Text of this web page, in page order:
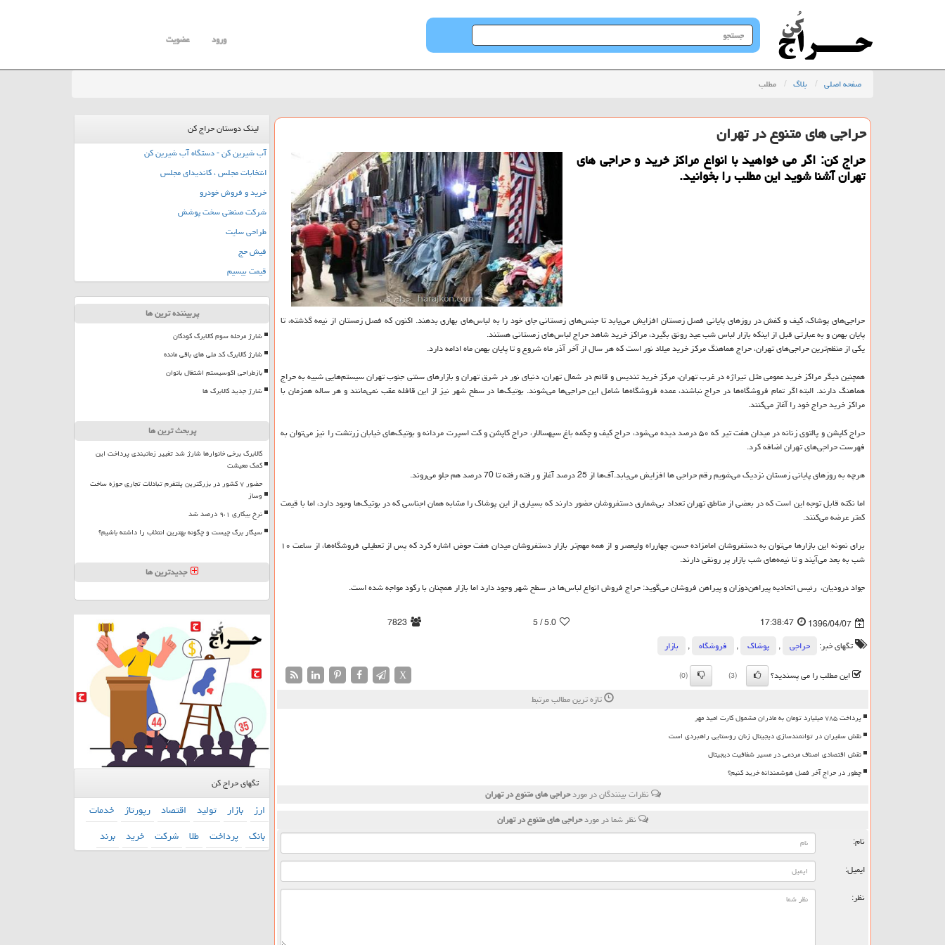
جستجو
در
ورود عضویت
صفحه اصلی بلاگ مطلب
حراجی های متنوع در تهران
حراج كن: اگر می خواهید با انواع مراكز خرید و حراجی های
تهران آشنا شوید این مطلب را بخوانید.
حراجی‌های پوشاك، كیف و كفش در روزهای پایانی فصل زمستان افزایش می‌یابد تا جنس‌های زمستانی جای خود را به لباس‌های بهاری بدهند. اكنون كه فصل زمستان از نیمه گذشته، ‌تا
پایان بهمن و به عبارتی قبل از اینكه بازار لباس شب عید رونق بگیرد، مراكز خرید شاهد حراج لباس‌های زمستانی هستند.
یكی از منظم‌ترین حراجی‌های تهران، ‌حراج هماهنگ مركز خرید میلاد نور است كه هر سال از آخر آذر ماه شروع و تا پایان بهمن ماه ادامه دارد.
همچنین دیگر مراكز خرید عمومی مثل تیراژه در غرب تهران، مركز خرید تندیس و قائم در شمال تهران، دنیای نور در شرق تهران و بازارهای سنتی جنوب تهران سیستم‌هایی شبیه به حراج
هماهنگ دارند. البته اگر تمام فروشگاه‌ها در حراج نباشند، عمده فروشگاه‌ها شامل این حراجی‌ها می‌شوند. بوتیك‌ها در سطح شهر نیز از این قافله عقب نمی‌مانند و هر ساله همزمان با
مراكز خرید حراج خود را آغاز می‌كنند.
حراج كاپشن و پالتوی زنانه در میدان هفت تیر كه ۵۰ درصد دیده می‌شود، حراج كیف و چكمه باغ سپهسالار، حراج كاپشن و كت اسپرت مردانه و بوتیك‌های خیابان زرتشت را نیز می‌توان به
فهرست حراجی‌های تهران اضافه كرد.
هرچه به روز‌های پایانی زمستان نزدیك می‌شویم رقم حراجی ها افزایش می‌یابد.آف‌ها از 25 درصد آغاز و رفته رفته تا 70 درصد هم جلو می‌روند.
اما نكته قابل توجه این است كه در بعضی از مناطق تهران تعداد بی‌شماری دستفروشان حضور دارند كه بسیاری از این پوشاك را مشابه‌‌ همان اجناسی كه در بوتیك‌ها وجود دارد، اما با قیمت
كمتر عرضه می‌كنند.
برای نمونه این بازار‌ها می‌توان به دستفروشان امامزاده حسن، چهارراه ولیعصر و از همه مهم‌تر بازار دستفروشان میدان هفت حوض اشاره كرد كه پس از تعطیلی فروشگاه‌ها، از ساعت ۱۰
شب به بعد می‌آیند و تا نیمه‌های شب بازار پر رونقی دارند.
جواد درودیان، ‌ رئیس اتحادیه پیراهن‌دوزان و پیراهن فروشان می‌گوید: حراج فروش انواع لباس‌ها در سطح شهر وجود دارد اما بازار همچنان با ركود مواجه شده است.
1396/04/07
17:38:47
5.0
/ 5
7823
تگهای خبر:
حراجی , پوشاك , فروشگاه ,
بازار
این مطلب را می پسندید؟
(3)
(0)
X
تازه ترین مطالب مرتبط
پرداخت ۷۸۵ میلیارد تومان به مادران مشمول کارت امید مهر
نقش سفیران در توانمندسازی دیجیتال زنان روستایی راهبردی است
نقش اقتصادی اصناف مردمی در مسیر شفافیت دیجیتال
چطور در حراج آخر فصل هوشمندانه خرید کنیم؟
نظرات بینندگان در موردحراجی های متنوع در تهران
نظر شما در موردحراجی های متنوع در تهران
نام:
ایمیل:
نظر:
لینک دوستان حراج کن
آب شیرین کن - دستگاه آب شیرین کن
انتخابات مجلس ، کاندیدای مجلس
خرید و فروش خودرو
شرکت صنعتی سخت پوشش
طراحی سایت
فیش حج
قیمت بیسیم
پربیننده ترین ها
شارژ مرحله سوم کالابرگ کودکان
شارژ کالابرگ کد ملی های باقی مانده
بازطراحی اکوسیستم اشتغال بانوان
شارژ جدید کالابرگ ها
پربحث ترین ها
کالابرگ برخی خانوارها شارژ شد تغییر زمانبندی پرداخت این
کمک معیشت
حضور ۷ کشور در بزرگترین پلتفرم تبادلات تجاری حوزه ساخت
وساز
نرخ بیکاری ۹،۱ درصد شد
سیگار برگ چیست و چگونه بهترین انتخاب را داشته باشیم؟
جدیدترین ها
تگهای حراج کن
ارز بازار تولید اقتصاد رپورتاژ خدمات
بانك پرداخت طلا شركت خرید برند